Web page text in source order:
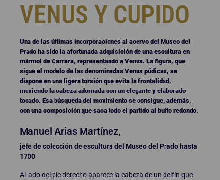
VENUS Y CUPIDO
Una de las últimas incorporaciones al acervo del Museo del
Prado ha sido la afortunada adquisición de una escultura en
mármol de Carrara, representando a Venus. La figura, que
sigue el modelo de las denominadas Venus púdicas, se
dispone en una ligera torsión que evita la frontalidad,
moviendo la cabeza adornada con un elegante y elaborado
tocado. Esa búsqueda del movimiento se consigue, además,
con una composición que saca todo el partido al bulto redondo.
Manuel Arias Martínez,
jefe de colección de escultura del Museo del Prado hasta
1700
Al lado del pie derecho aparece la cabeza de un delfín que